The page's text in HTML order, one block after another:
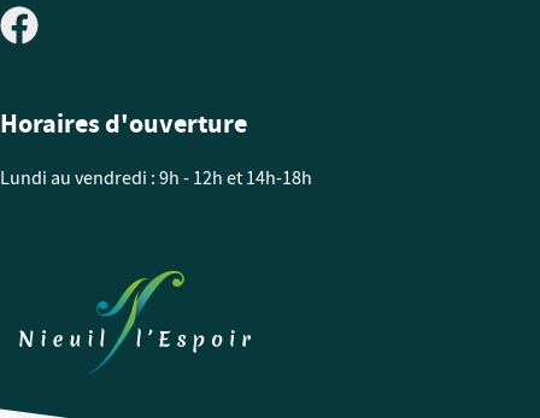
Horaires d'ouverture
Lundi au vendredi : 9h - 12h et 14h-18h